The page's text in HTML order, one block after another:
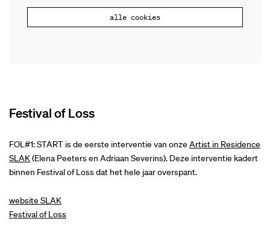
alle cookies
Festival of Loss
FOL#1: START is de eerste interventie van onze Artist in Residence
SLAK(Elena Peeters en Adriaan Severins). Deze interventie kadert
binnen Festival of Loss dat het hele jaar overspant.
website SLAK
Festival of Loss